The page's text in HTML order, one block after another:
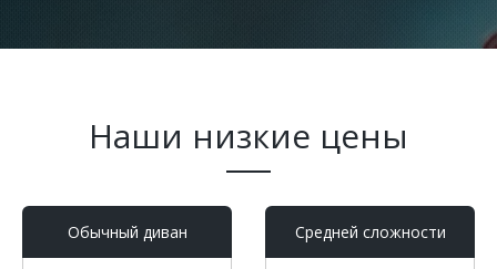
Наши низкие цены
Обычный диван Средней сложности